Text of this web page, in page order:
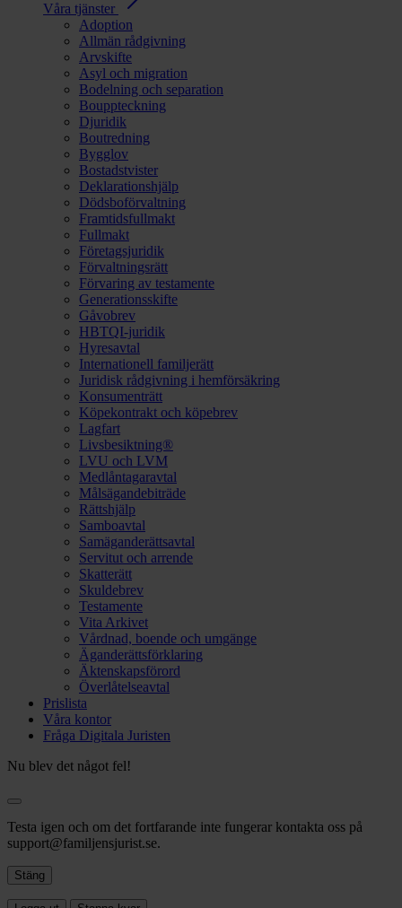
Våra tjänster
Adoption
Allmän rådgivning
Arvskifte
Asyl och migration
Bodelning och separation
Bouppteckning
Djuridik
Boutredning
Bygglov
Bostadstvister
Deklarationshjälp
Dödsboförvaltning
Framtidsfullmakt
Fullmakt
Företagsjuridik
Förvaltningsrätt
Förvaring av testamente
Generationsskifte
Gåvobrev
HBTQI-juridik
Hyresavtal
Internationell familjerätt
Juridisk rådgivning i hemförsäkring
Konsumenträtt
Köpekontrakt och köpebrev
Lagfart
Livsbesiktning®
LVU och LVM
Medlåntagaravtal
Målsägandebiträde
Rättshjälp
Samboavtal
Samäganderättsavtal
Servitut och arrende
Skatterätt
Skuldebrev
Testamente
Vita Arkivet
Vårdnad, boende och umgänge
Äganderättsförklaring
Äktenskapsförord
Överlåtelseavtal
Prislista
Våra kontor
Fråga Digitala Juristen
Nu blev det något fel!
Testa igen och om det fortfarande inte fungerar kontakta oss på
support@familjensjurist.se.
Stäng